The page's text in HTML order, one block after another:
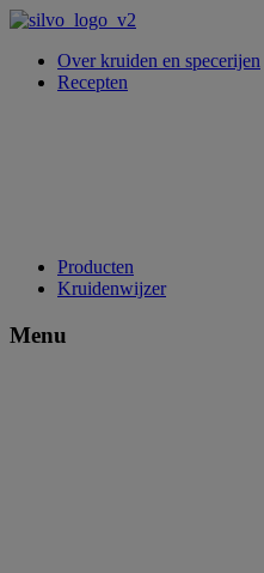
Over kruiden en specerijen
Recepten
Producten
Kruidenwijzer
Menu